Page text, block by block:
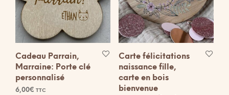
Cadeau Parrain,
Marraine: Porte clé
personnalisé
6,00€ TTC
Carte félicitations
naissance fille,
carte en bois
bienvenue